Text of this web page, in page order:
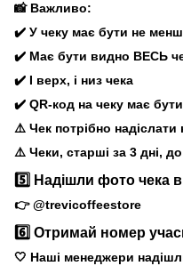
📸 Важливо:
✔️ У чеку має бути не
✔️ Має бути видно ВЕСЬ
✔️ І верх, і низ чека
✔️ QR-код на чеку має бути
⚠️ Чек потрібно надіслати
⚠️ Чеки, старші за 3 дні,
5️⃣ Надішли фото чека
👉 @trevicoffeestore
6️⃣ Отримай номер
🤍 Наші менеджери